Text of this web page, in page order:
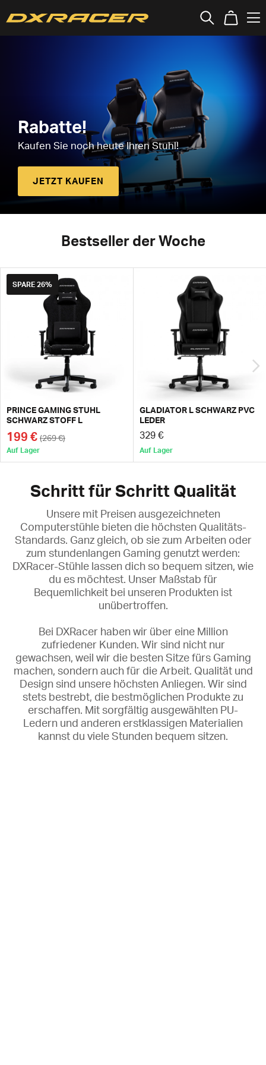
Rabatte!
Kaufen Sie noch heute Ihren Stuhl!
JETZT KAUFEN
Bestseller der Woche
SPARE 26%
PRINCE GAMING STUHL
SCHWARZ STOFF L
199 € (269 €)
Auf Lager
GLADIATOR L SCHWARZ PVC
LEDER
329 €
Auf Lager
Schritt für Schritt Qualität
Unsere mit Preisen ausgezeichneten
Computerstühle bieten die höchsten Qualitäts-
Standards. Ganz gleich, ob sie zum Arbeiten oder
zum stundenlangen Gaming genutzt werden:
DXRacer-Stühle lassen dich so bequem sitzen, wie
du es möchtest. Unser Maßstab für
Bequemlichkeit bei unseren Produkten ist
unübertroffen.
Bei DXRacer haben wir über eine Million
zufriedener Kunden. Wir sind nicht nur
gewachsen, weil wir die besten Sitze fürs Gaming
machen, sondern auch für die Arbeit. Qualität und
Design sind unsere höchsten Anliegen. Wir sind
stets bestrebt, die bestmöglichen Produkte zu
erschaffen. Mit sorgfältig ausgewählten PU-
Ledern und anderen erstklassigen Materialien
kannst du viele Stunden bequem sitzen.